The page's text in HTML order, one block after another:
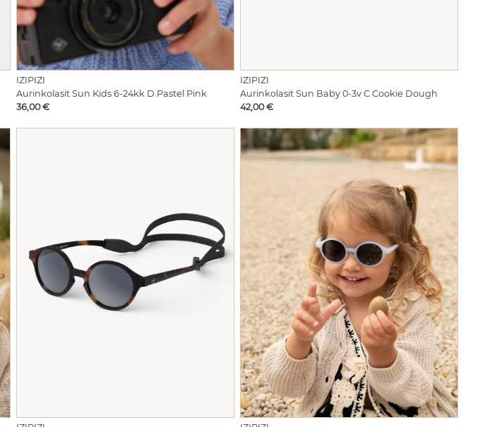
IZIPIZI
Aurinkolasit Sun Kids 6-24kk D Pastel Pink
Hinta
36,00 €
IZIPIZI
Aurinkolasit Sun Baby 0-3v C Cookie Dough
Hinta
42,00 €